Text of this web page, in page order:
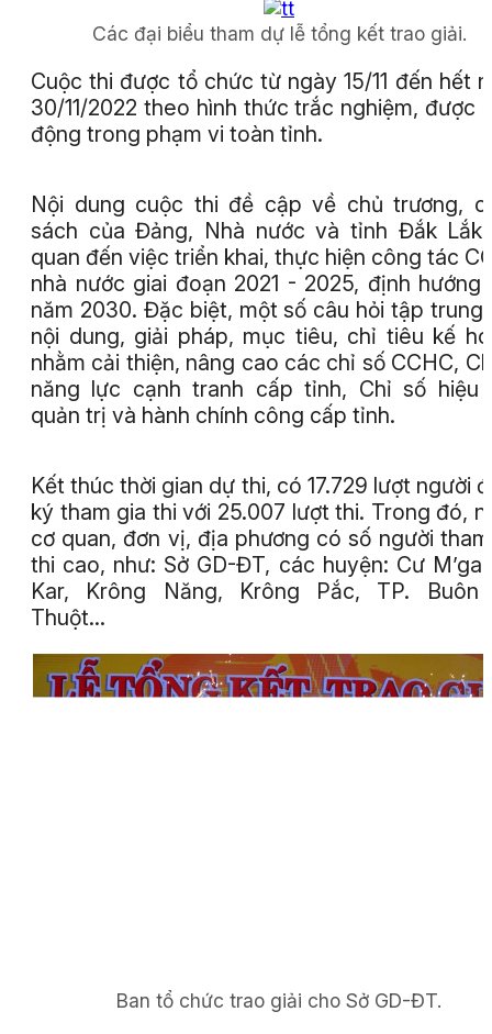
Các đại biểu tham dự lễ tổng kết trao giải.
Cuộc thi được tổ chức từ ngày 15/11 đến hết
30/11/2022 theo hình thức trắc nghiệm, được
động trong phạm vi toàn tỉnh.
Nội dung cuộc thi đề cập về chủ trương,
sách của Đảng, Nhà nước và tỉnh Đắk Lắk
quan đến việc triển khai, thực hiện công tác
nhà nước giai đoạn 2021 - 2025, định hướng
năm 2030. Đặc biệt, một số câu hỏi tập trung
nội dung, giải pháp, mục tiêu, chỉ tiêu kế
nhằm cải thiện, nâng cao các chỉ số CCHC,
năng lực cạnh tranh cấp tỉnh, Chỉ số hiệu
quản trị và hành chính công cấp tỉnh.
Kết thúc thời gian dự thi, có 17.729 lượt người
ký tham gia thi với 25.007 lượt thi. Trong đó,
cơ quan, đơn vị, địa phương có số người
thi cao, như: Sở GD-ĐT, các huyện: Cư
Kar, Krông Năng, Krông Pắc, TP. Buôn
Thuột…
Ban tổ chức trao giải cho Sở GD-ĐT.